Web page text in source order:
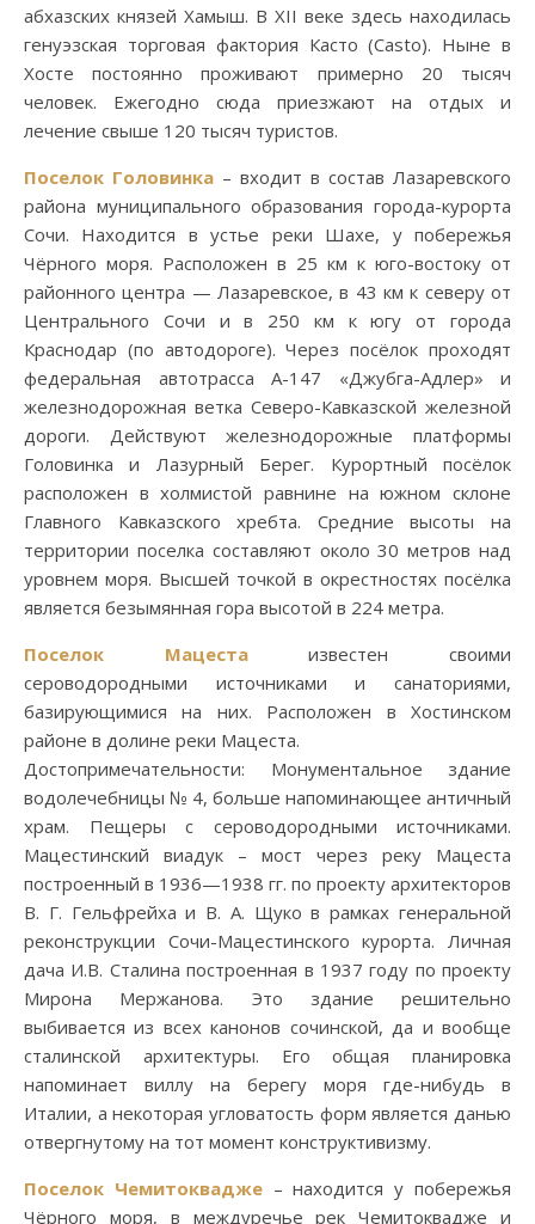
абхазских князей Хамыш. В XII веке здесь находилась
генуэзская торговая фактория Касто (Casto). Ныне в
Хосте постоянно проживают примерно 20 тысяч
человек. Ежегодно сюда приезжают на отдых и
лечение свыше 120 тысяч туристов.
Поселок Головинка – входит в состав Лазаревского
района муниципального образования города-курорта
Сочи. Находится в устье реки Шахе, у побережья
Чёрного моря. Расположен в 25 км к юго-востоку от
районного центра — Лазаревское, в 43 км к северу от
Центрального Сочи и в 250 км к югу от города
Краснодар (по автодороге). Через посёлок проходят
федеральная автотрасса А-147 «Джубга-Адлер» и
железнодорожная ветка Северо-Кавказской железной
дороги. Действуют железнодорожные платформы
Головинка и Лазурный Берег. Курортный посёлок
расположен в холмистой равнине на южном склоне
Главного Кавказского хребта. Средние высоты на
территории поселка составляют около 30 метров над
уровнем моря. Высшей точкой в окрестностях посёлка
является безымянная гора высотой в 224 метра.
Поселок Мацестаизвестен своими
сероводородными источниками и санаториями,
базирующимися на них. Расположен в Хостинском
районе в долине реки Мацеста.
Достопримечательности: Монументальное здание
водолечебницы № 4, больше напоминающее античный
храм. Пещеры с сероводородными источниками.
Мацестинский виадук – мост через реку Мацеста
построенный в 1936—1938 гг. по проекту архитекторов
В. Г. Гельфрейха и В. А. Щуко в рамках генеральной
реконструкции Сочи-Мацестинского курорта. Личная
дача И.В. Сталина построенная в 1937 году по проекту
Мирона Мержанова. Это здание решительно
выбивается из всех канонов сочинской, да и вообще
сталинской архитектуры. Его общая планировка
напоминает виллу на берегу моря где-нибудь в
Италии, а некоторая угловатость форм является данью
отвергнутому на тот момент конструктивизму.
Поселок Чемитоквадже– находится у побережья
Чёрного моря, в междуречье рек Чемитоквадже и